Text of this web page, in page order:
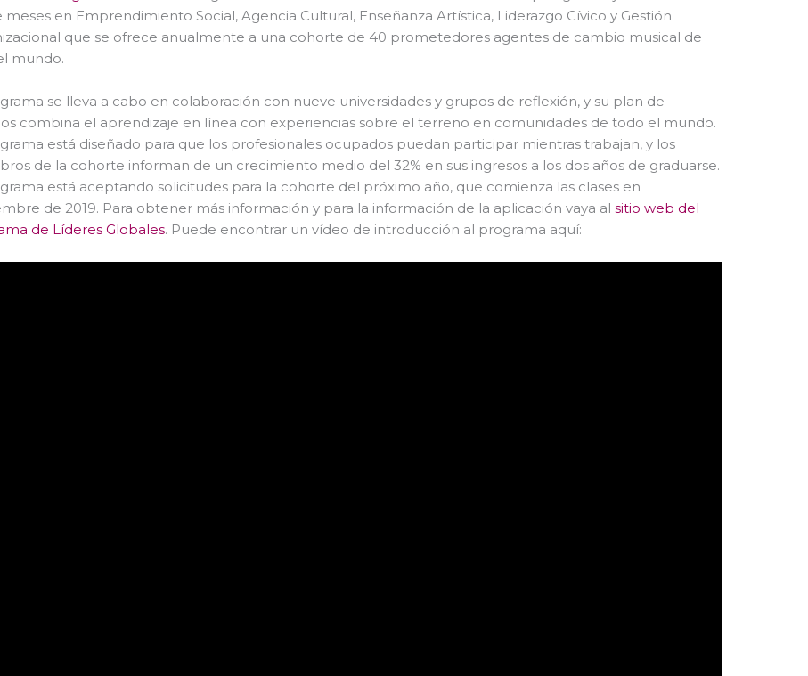
meses en Emprendimiento Social, Agencia Cultural, Enseñanza Artística, Liderazgo Cívico y Gestión
que se ofrece anualmente a una cohorte de 40 prometedores agentes de cambio musical de
mundo.
se lleva a cabo en colaboración con nueve universidades y grupos de reflexión, y su plan de
combina el aprendizaje en línea con experiencias sobre el terreno en comunidades de todo el mundo.
está diseñado para que los profesionales ocupados puedan participar mientras trabajan, y los
de la cohorte informan de un crecimiento medio del 32% en sus ingresos a los dos años de graduarse.
está aceptando solicitudes para la cohorte del próximo año, que comienza las clases en
de 2019. Para obtener más información y para la información de la aplicación vaya al sitio web del
de Líderes Globales. Puede encontrar un vídeo de introducción al programa aquí: